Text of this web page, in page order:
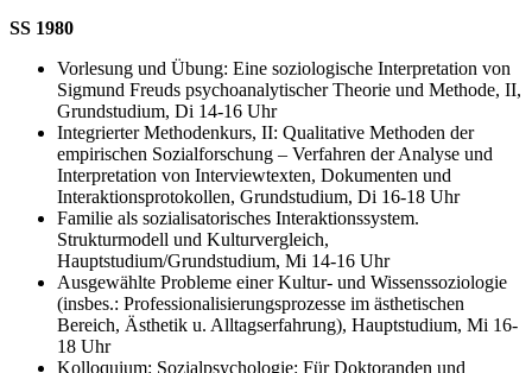
SS 1980
Vorlesung und Übung: Eine soziologische Interpretation von
Sigmund Freuds psychoanalytischer Theorie und Methode, II,
Grundstudium, Di 14-16 Uhr
Integrierter Methodenkurs, II: Qualitative Methoden der
empirischen Sozialforschung – Verfahren der Analyse und
Interpretation von Interviewtexten, Dokumenten und
Interaktionsprotokollen, Grundstudium, Di 16-18 Uhr
Familie als sozialisatorisches Interaktionssystem.
Strukturmodell und Kulturvergleich,
Hauptstudium/Grundstudium, Mi 14-16 Uhr
Ausgewählte Probleme einer Kultur- und Wissenssoziologie
(insbes.: Professionalisierungsprozesse im ästhetischen
Bereich, Ästhetik u. Alltagserfahrung), Hauptstudium, Mi 16-
18 Uhr
Kolloquium: Sozialpsychologie: Für Doktoranden und